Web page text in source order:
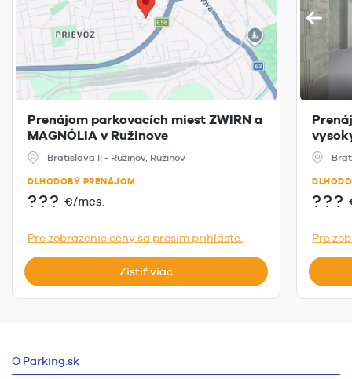
Prenájom parkovacích miest ZWIRN a
MAGNÓLIA v Ružinove
Bratislava II - Ružinov, Ružinov
DLHODOBÝ PRENÁJOM
??? €/mes.
Pre zobrazenie ceny sa prosím prihláste.
Zistiť viac
???
Pre
O Parking.sk